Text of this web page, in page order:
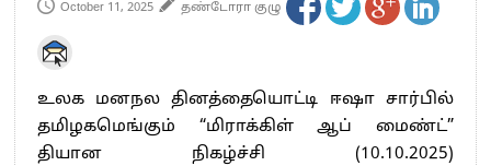
October 11, 2025 தண்டோரா குழு
உலக மனநல தினத்தையொட்டி ஈஷா சார்பில்
தமிழகமெங்கும் “மிராக்கிள் ஆப் மைண்ட்”
தியான நிகழ்ச்சி (10.10.2025)